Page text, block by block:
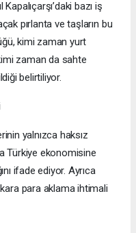
bazı iş
pırlanta ve taşların bu
kimi zaman yurt
zaman da sahte
belirtiliyor.
yalnızca haksız
Türkiye ekonomisine
ifade ediyor. Ayrıca
para aklama ihtimali